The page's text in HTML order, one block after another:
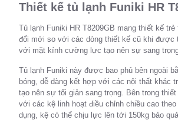
Thiết kế tủ lạnh Funiki HR
Tủ lạnh Funiki HR T8209GB mang thiết kế trẻ
đổi mới so với các dòng thiết kế cũ khi được
với mặt kính cường lực tạo nên sự sang
Tủ lạnh Funiki này được bao phủ bên ngoài
bóng, dễ dàng kết hợp với các nội thất khác
tạo nên sự tối giản sang trọng. Bên trong thiết
với các kệ linh hoạt điều chỉnh chiều cao
dụng, kệ có thể chịu lực lên tới 150kg bảo